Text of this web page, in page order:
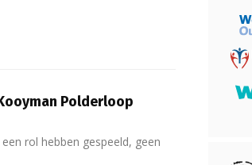
Polderloop
rol hebben gespeeld, geen